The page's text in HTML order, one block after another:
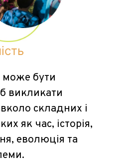
може бути
викликати
складних і
як час, історія,
еволюція та